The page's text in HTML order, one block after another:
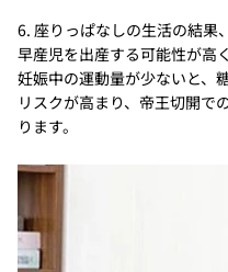
6. 座りっぱなしの生活の結果
早産児を出産する可能性が高
妊娠中の運動量が少ないと、
リスクが高まり、帝王切開で
ります。